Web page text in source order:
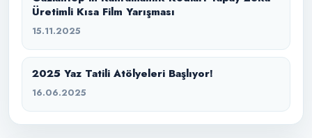
Üretimli Kısa Film Yarışması
15.11.2025
2025 Yaz Tatili Atölyeleri Başlıyor!
16.06.2025